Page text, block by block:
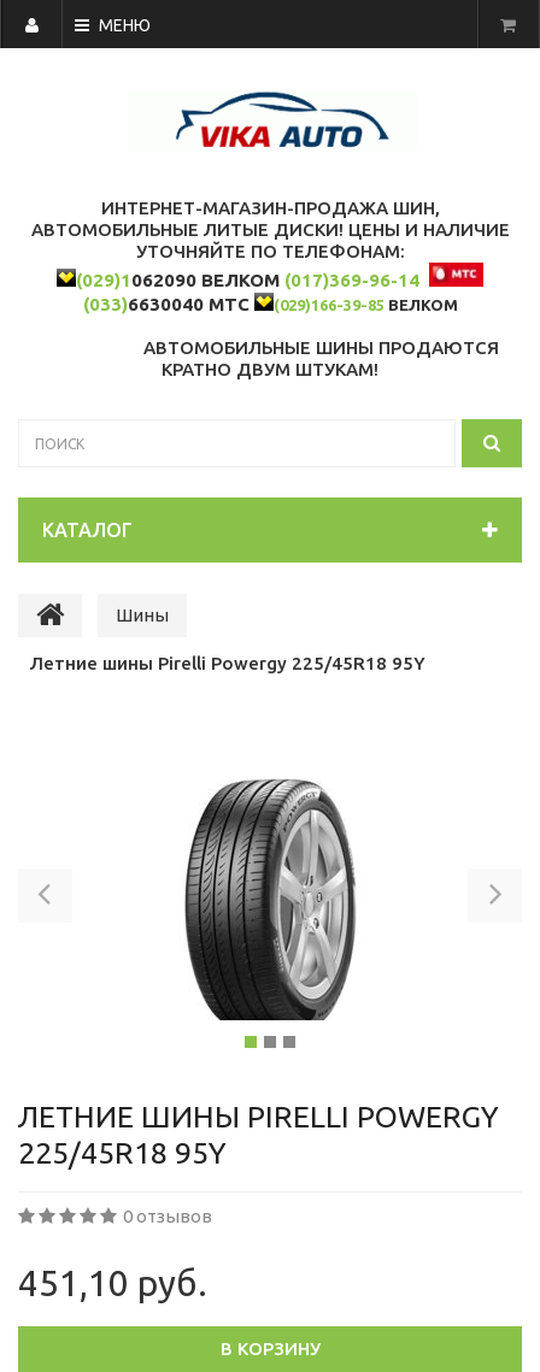
МЕНЮ
ИНТЕРНЕТ-МАГАЗИН-ПРОДАЖА ШИН,
АВТОМОБИЛЬНЫЕ ЛИТЫЕ ДИСКИ! ЦЕНЫ И НАЛИЧИЕ
УТОЧНЯЙТЕ ПО ТЕЛЕФОНАМ:
(029)1062090 ВЕЛКОМ (017)369-96-14
(033)6630040 МТС (029)166-39-85 ВЕЛКОМ
АВТОМОБИЛЬНЫЕ ШИНЫ ПРОДАЮТСЯ
КРАТНО ДВУМ ШТУКАМ!
КАТАЛОГ
Шины
Летние шины Pirelli Powergy 225/45R18 95Y
ЛЕТНИЕ ШИНЫ PIRELLI POWERGY
225/45R18 95Y
0 отзывов
451,10 руб.
В КОРЗИНУ